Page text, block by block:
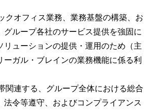
オフィス業務、業務基盤の構築、お
グループ各社のサービス提供を強固に
リューションの提供・運用のため（主
ーガル・ブレインの業務機能に係る利
連する、グループ全体における総合
法令等遵守、およびコンプライアンス